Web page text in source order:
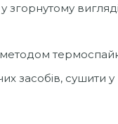
згорнутому
методом
засобів, сушити у